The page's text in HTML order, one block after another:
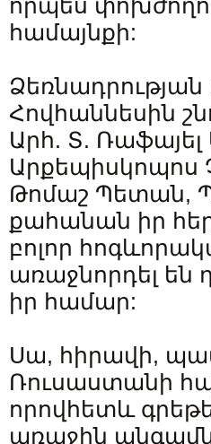
որպես
համայնքի:
Ձեռնադրության
Հովհաննեսին
Արհ. Տ.
Արքեպիսկոպոս
Թոմաշ Պետան,
քահանան իր
բոլոր
առաջնորդել են
իր համար:
Սա, հիրավի,
Ռուսաստանի
որովհետև
առաջին